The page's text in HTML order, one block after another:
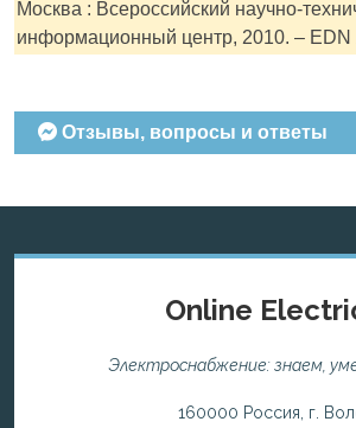
Москва : Всероссийский научно-
информационный центр, 2010. – EDN
Отзывы, вопросы и ответы
Online
Электроснабжение: знаем,
160000 Россия, г.